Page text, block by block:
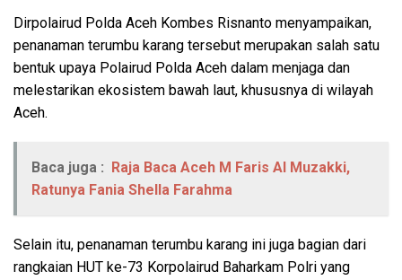
Dirpolairud Polda Aceh Kombes Risnanto menyampaikan,
penanaman terumbu karang tersebut merupakan salah satu
bentuk upaya Polairud Polda Aceh dalam menjaga dan
melestarikan ekosistem bawah laut, khususnya di wilayah
Aceh.
Baca juga :
Raja Baca Aceh M Faris Al Muzakki,
Ratunya Fania Shella Farahma
Selain itu, penanaman terumbu karang ini juga bagian dari
rangkaian HUT ke-73 Korpolairud Baharkam Polri yang